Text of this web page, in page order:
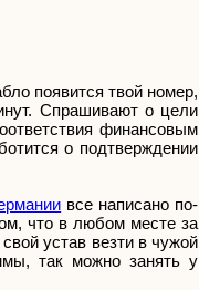
появится твой номер,
Спрашивают о цели
финансовым
о подтверждении
все написано по-
что в любом месте за
устав везти в чужой
так можно занять у